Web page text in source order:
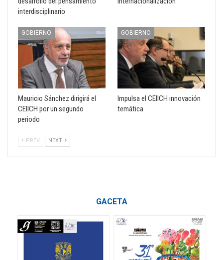
interdisciplinario
GOBIERNO
Mauricio Sánchez dirigirá el
CEIICH por un segundo
periodo
GOBIERNO
Impulsa el CEIICH innovación
temática
PREV NEXT
GACETA